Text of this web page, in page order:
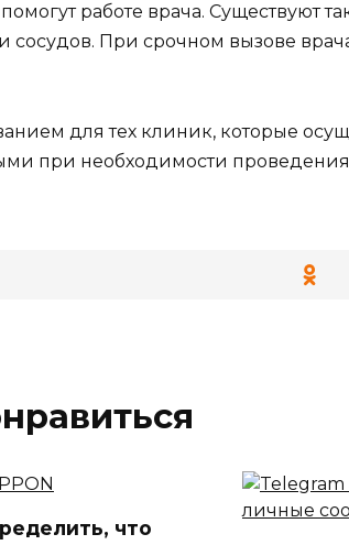
работе врача. Существуют
При срочном вызове
для тех клиник, которые
при необходимости
что